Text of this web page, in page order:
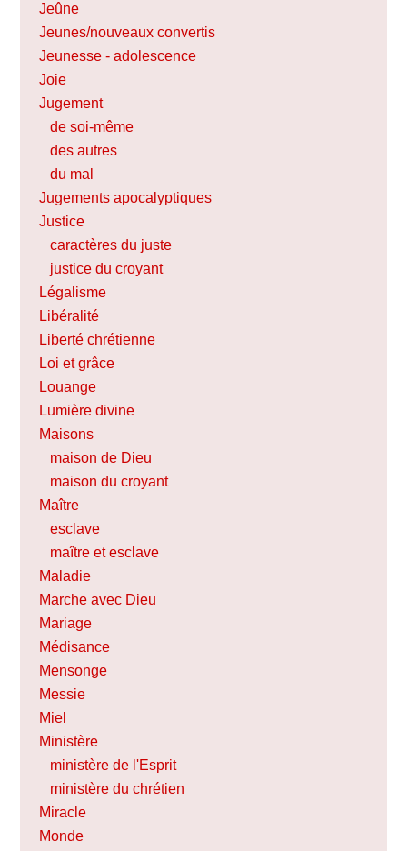
Jeûne
Jeunes/nouveaux convertis
Jeunesse - adolescence
Joie
Jugement
de soi-même
des autres
du mal
Jugements apocalyptiques
Justice
caractères du juste
justice du croyant
Légalisme
Libéralité
Liberté chrétienne
Loi et grâce
Louange
Lumière divine
Maisons
maison de Dieu
maison du croyant
Maître
esclave
maître et esclave
Maladie
Marche avec Dieu
Mariage
Médisance
Mensonge
Messie
Miel
Ministère
ministère de l'Esprit
ministère du chrétien
Miracle
Monde